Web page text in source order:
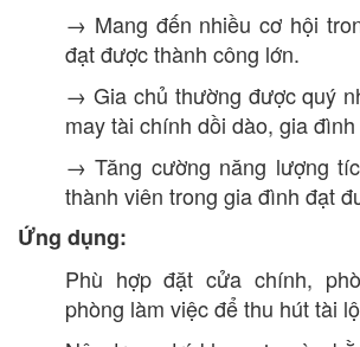
→ Mang đến nhiều cơ hội
đạt được thành công lớn.
→ Gia chủ thường được quý
may tài chính dồi dào, gia
→ Tăng cường năng lượng
thành viên trong gia đình đạt
Ứng dụng:
Phù hợp đặt cửa chính,
phòng làm việc để thu hút tài